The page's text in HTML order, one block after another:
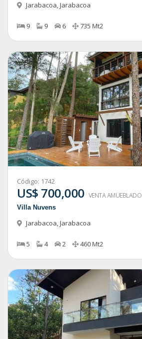
Jarabacoa,Jarabacoa
9 9 6 735 Mt2
Código: 1742
US$ 700,000 VENTA AMUEBLADO
Villa Nuvens
Jarabacoa Jarabacoa
5 4 2 460Mt2